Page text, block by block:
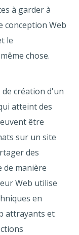
à garder à
conception Web
le
chose.
de création d'un
atteint des
être
sur un site
des
de manière
Web utilise
en
attrayants et